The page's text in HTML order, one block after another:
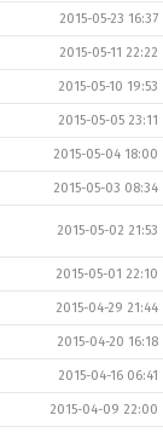
2015-05-23 16:37
2015-05-11 22:22
2015-05-10 19:53
2015-05-05 23:11
2015-05-04 18:00
2015-05-03 08:34
2015-05-02 21:53
2015-05-01 22:10
2015-04-29 21:44
2015-04-20 16:18
2015-04-16 06:41
2015-04-09 22:00